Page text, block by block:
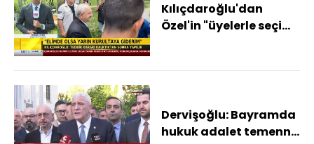
Kılıçdaroğlu'dan
Özel'in "üyelerle seçim
Dervişoğlu: Bayramda
hukuk adalet temenni